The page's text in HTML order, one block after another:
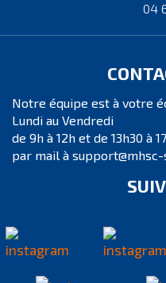
04
Notre équipe est à votre
Lundi au Vendredi
de 9h à 12h et de 13h30 à
par mail à